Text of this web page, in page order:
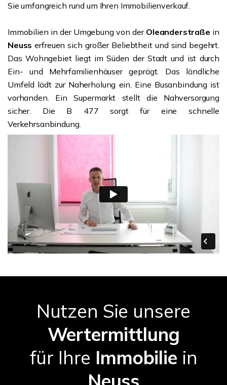
Sie umfangreich rund um Ihren Immobilienverkauf.
Immobilien in der Umgebung von der Oleanderstraße in
Neusserfreuen sich großer Beliebtheit und sind begehrt.
Das Wohngebiet liegt im Süden der Stadt und ist durch
Ein- und Mehrfamilienhäuser geprägt. Das ländliche
Umfeld lädt zur Naherholung ein. Eine Busanbindung ist
vorhanden. Ein Supermarkt stellt die Nahversorgung
sicher. Die B 477 sorgt für eine schnelle
Verkehrsanbindung.
Nutzen Sie unsere
Wertermittlung
für Ihre Immobilie in